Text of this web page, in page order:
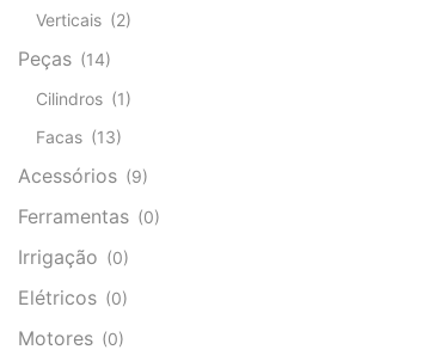
Verticais (2)
Peças (14)
Cilindros (1)
Facas (13)
Acessórios (9)
Ferramentas (0)
Irrigação (0)
Elétricos (0)
Motores (0)